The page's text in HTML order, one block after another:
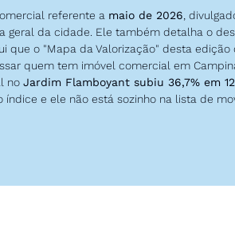
referente a maio de 2026 ,
geral da cidade. Ele também detalha o
que o "Mapa da Valorização" desta
quem tem imóvel comercial em
no Jardim Flamboyant subiu 36,7% em
e ele não está sozinho na lista de